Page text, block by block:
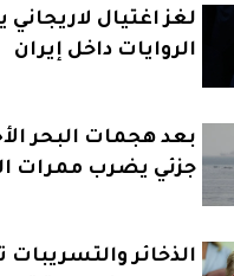
لغز اغتيال
الروايات داخل إيران
بعد هجمات البحر
جزئي يضرب ممرات
الذخائر